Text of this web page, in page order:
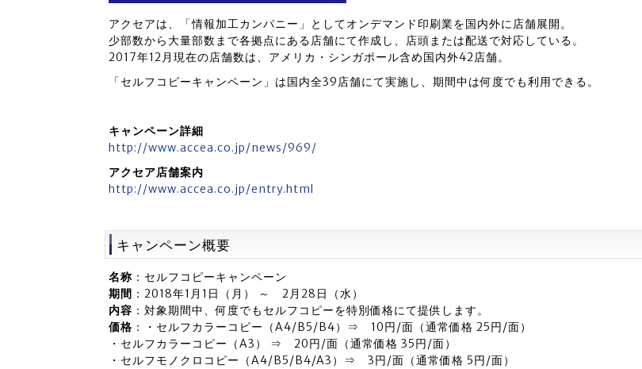
アクセアは、「情報加工カンパニー」としてオンデマンド印刷業を国内外に店舗展開。
少部数から大量部数まで各拠点にある店舗にて作成し、店頭または配送で対応している。
2017年12月現在の店舗数は、アメリカ・シンガポール含め国内外42店舗。
「セルフコピーキャンペーン」は国内全39店舗にて実施し、期間中は何度でも利用できる。
キャンペーン詳細
http://www.accea.co.jp/news/969/
アクセア店舗案内
http://www.accea.co.jp/entry.html
キャンペーン概要
名称 ：セルフコピーキャンペーン
期間 ：2018年1月1日（月） ～ 2月28日（水）
内容 ：対象期間中、何度でもセルフコピーを特別価格にて提供します。
価格 ：・セルフカラーコピー（A4/B5/B4）⇒ 10円/面（通常価格 25円/面）
・セルフカラーコピー（A3） ⇒ 20円/面（通常価格 35円/面）
・セルフモノクロコピー（A4/B5/B4/A3）⇒ 3円/面（通常価格 5円/面）